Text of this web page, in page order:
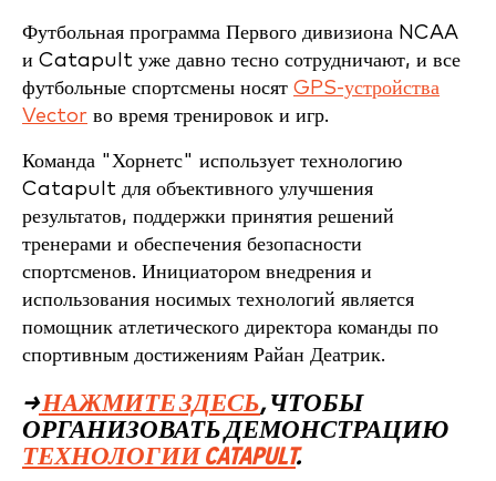
Футбольная программа Первого дивизиона NCAA
и Catapult уже давно тесно сотрудничают, и все
футбольные спортсмены носят GPS-устройства
Vector во время тренировок и игр.
Команда "Хорнетс" использует технологию
Catapult для объективного улучшения
результатов, поддержки принятия решений
тренерами и обеспечения безопасности
спортсменов. Инициатором внедрения и
использования носимых технологий является
помощник атлетического директора команды по
спортивным достижениям Райан Деатрик.
→НАЖМИТЕ ЗДЕСЬ, ЧТОБЫ
ОРГАНИЗОВАТЬ ДЕМОНСТРАЦИЮ
ТЕХНОЛОГИИ CATAPULT.